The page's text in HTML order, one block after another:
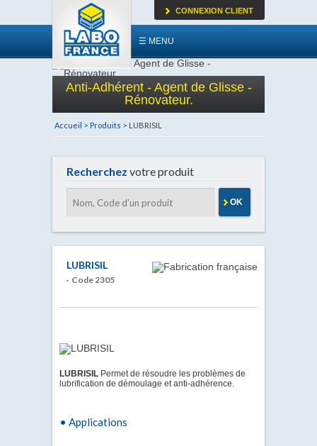
☰ MENU
CONNEXION CLIENT
Anti-Adhérent - Agent de Glisse -
Rénovateur.
Accueil > Produits > LUBRISIL
Recherchez votre produit
OK
LUBRISIL
· Code 2305
LUBRISIL Permet de résoudre les problèmes de
lubrification de démoulage et anti-adhérence.
• Applications